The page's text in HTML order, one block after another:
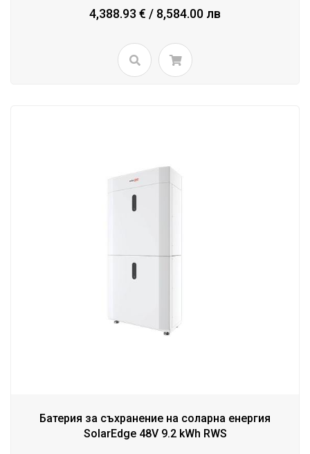
4,388.93 € / 8,584.00 лв
Батерия за съхранение на соларна енергия
SolarEdge 48V 9.2 kWh RWS